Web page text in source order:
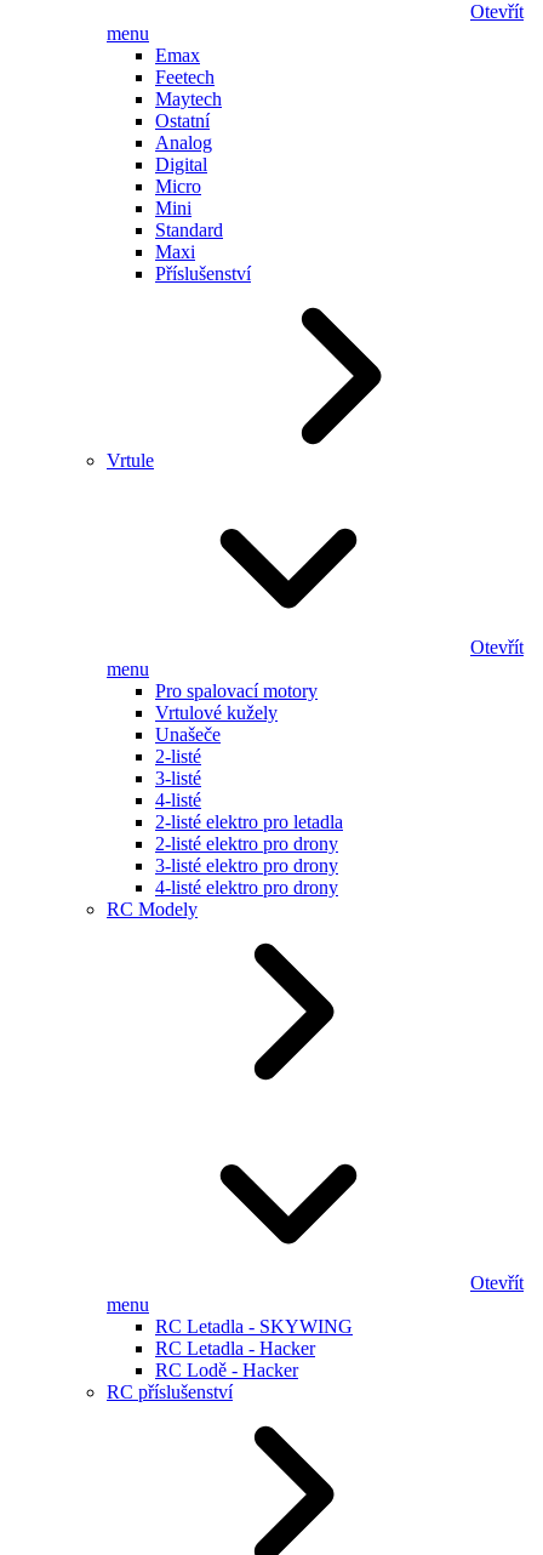
Otevřít
menu
Emax
Feetech
Maytech
Ostatní
Analog
Digital
Micro
Mini
Standard
Maxi
Příslušenství
Vrtule
Otevřít
menu
Pro spalovací motory
Vrtulové kužely
Unašeče
2-listé
3-listé
4-listé
2-listé elektro pro letadla
2-listé elektro pro drony
3-listé elektro pro drony
4-listé elektro pro drony
RC Modely
Otevřít
menu
RC Letadla - SKYWING
RC Letadla - Hacker
RC Lodě - Hacker
RC příslušenství